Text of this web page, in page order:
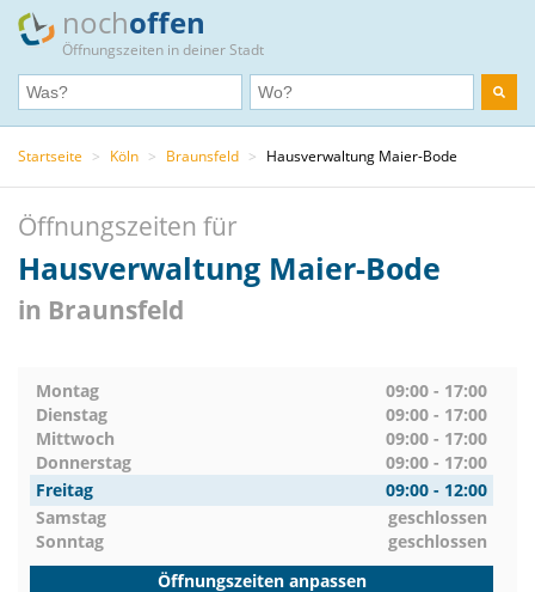
nochoffen
Öffnungszeiten in deiner Stadt
Startseite > Köln > Braunsfeld > Hausverwaltung Maier-Bode
Öffnungszeiten für
Hausverwaltung Maier-Bode
in Braunsfeld
Montag
09:00 - 17:00
Dienstag
09:00 - 17:00
Mittwoch
09:00 - 17:00
Donnerstag
09:00 - 17:00
Freitag
09:00 - 12:00
Samstag
geschlossen
Sonntag
geschlossen
Öffnungszeiten anpassen